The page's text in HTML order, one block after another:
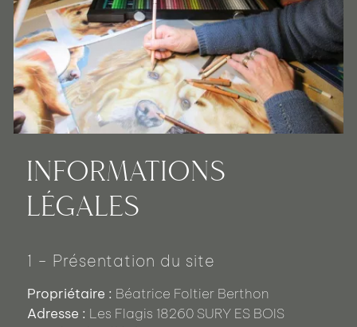
INFORMATIONS
LÉGALES
1 - Présentation du site
Propriétaire : Béatrice Foltier Berthon
Adresse : Les Flagis 18260 SURY ES BOIS